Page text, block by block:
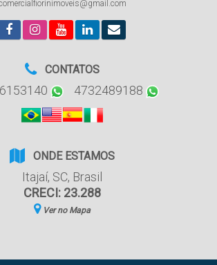
CONTATOS
4732489188
ONDE ESTAMOS
Itajaí, SC, Brasil
CRECI: 23.288
Ver no Mapa